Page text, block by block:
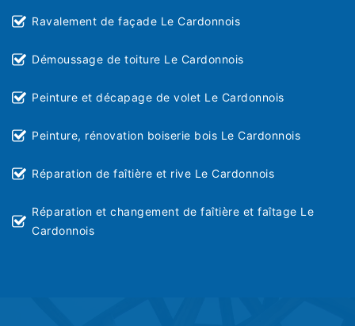
Ravalement de façade Le Cardonnois
Démoussage de toiture Le Cardonnois
Peinture et décapage de volet Le Cardonnois
Peinture, rénovation boiserie bois Le Cardonnois
Réparation de faîtière et rive Le Cardonnois
Réparation et changement de faîtière et faîtage Le
Cardonnois